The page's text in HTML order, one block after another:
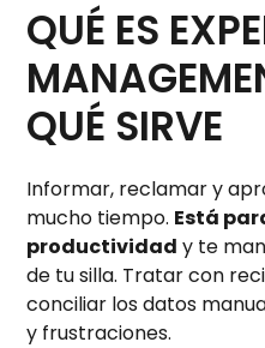
QUÉ ES
QUÉ SIRVE
Informar, reclamar y
mucho tiempo. Está
productividad y te
de tu silla. Tratar con
conciliar los datos
y frustraciones.